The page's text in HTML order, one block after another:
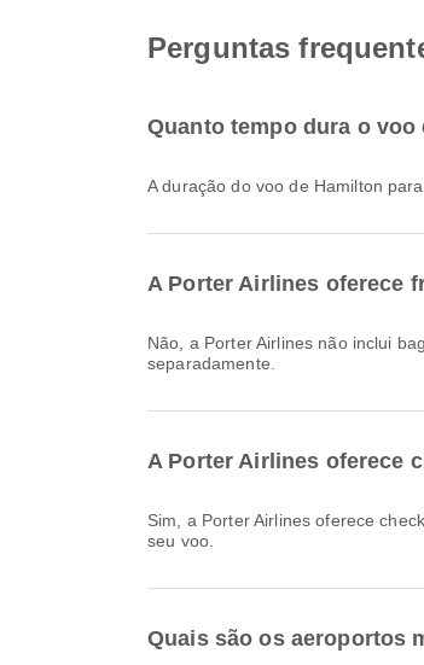
Perguntas
Quanto tempo dura o
A duração do voo de Hamilton
A Porter Airlines oferece
Não, a Porter Airlines não inclui bagagem gratuita para voos Doméstico & International de Hamilton para Vancouver. Será necessário comprar a bagagem
separadamente.
A Porter Airlines oferece
Sim, a Porter Airlines oferece check-in on-line para voos de Hamilton para Vancouver. Você pode fazer o check-in pelo site ou aplicativo da companhia aérea antes do
seu voo.
Quais são os aeroportos